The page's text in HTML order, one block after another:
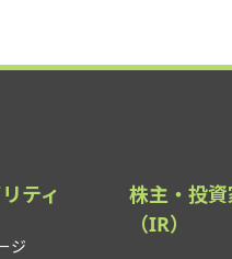
ティ
ジ
株主・投
（IR）